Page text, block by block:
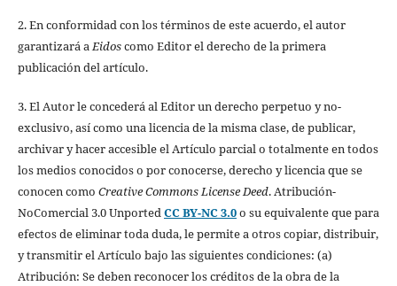
2. En conformidad con los términos de este acuerdo, el autor
garantizará aEidoscomo Editor el derecho de la primera
publicación del artículo.
3. El Autor le concederá al Editor un derecho perpetuo y no-
exclusivo, así como una licencia de la misma clase, de publicar,
archivar y hacer accesible el Artículo parcial o totalmente en todos
los medios conocidos o por conocerse, derecho y licencia que se
conocen como Creative Commons License Deed. Atribución-
NoComercial 3.0 UnportedCC BY-NC 3.0o su equivalente que para
efectos de eliminar toda duda, le permite a otros copiar, distribuir,
y transmitir el Artículo bajo las siguientes condiciones: (a)
Atribución: Se deben reconocer los créditos de la obra de la